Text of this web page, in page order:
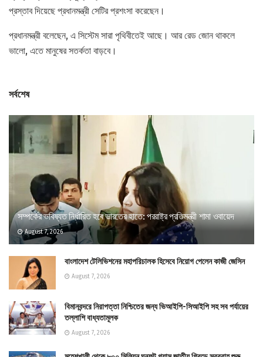
প্রস্তাব দিয়েছে প্রধানমন্ত্রী সেটির প্রশংসা করেছেন।
প্রধানমন্ত্রী বলেছেন, এ সিস্টেম সারা পৃথিবীতেই আছে। আর রেড জোন থাকলে
ভালো, এতে মানুষের সতর্কতা বাড়বে।
সর্বশেষ
সম্পর্কের ভবিষ্যত নির্ধারিত হবে ভারতের হাতে: পররাষ্ট্র প্রতিমন্ত্রী শামা ওবায়েদ
August 7, 2026
বাংলাদেশ টেলিভিশনের মহাপরিচালক হিসেবে নিয়োগ পেলেন কাজী জেসিন
August 7, 2026
বিমানবন্দরে নিরাপত্তা নিশ্চিতের জন্য ভিআইপি-সিআইপি সহ সব পর্যায়ের
তল্লাশি বাধ্যতামূলক
August 7, 2026